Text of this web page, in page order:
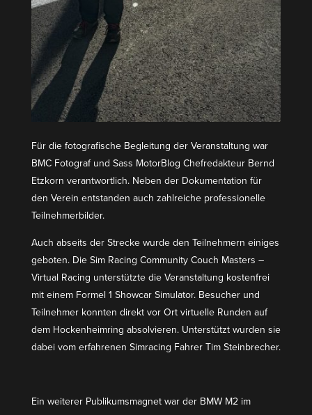
Für die fotogra­fische Begleitung der Veran­staltung war
BMC Fotograf und Sass MotorBlog Chefre­dakteur Bernd
Etzkorn verant­wortlich. Neben der Dokumen­tation für
den Verein entstanden auch zahlreiche profes­sio­nelle
Teilnehmerbilder.
Auch abseits der Strecke wurde den Teilnehmern einiges
geboten. Die Sim Racing Community Couch Masters –
Virtual Racing unter­stützte die Veran­staltung kostenfrei
mit einem Formel 1 Showcar Simulator. Besucher und
Teilnehmer konnten direkt vor Ort virtuelle Runden auf
dem Hocken­heimring absol­vieren. Unter­stützt wurden sie
dabei vom erfah­renen Simracing Fahrer Tim Steinbrecher.
Ein weiterer Publi­kums­magnet war der BMW M2 im